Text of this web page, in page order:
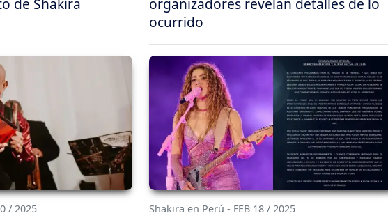
de Shakira
organizadores revelan detalles de lo
ocurrido
/ 2025 Shakira en Perú - FEB 18 / 2025